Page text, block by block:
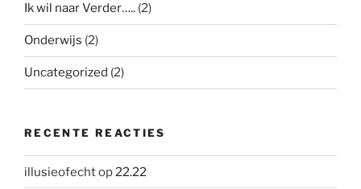
Ik wil naar Verder….. (2)
Onderwijs (2)
Uncategorized (2)
RECENTE REACTIES
illusieofechtop22.22